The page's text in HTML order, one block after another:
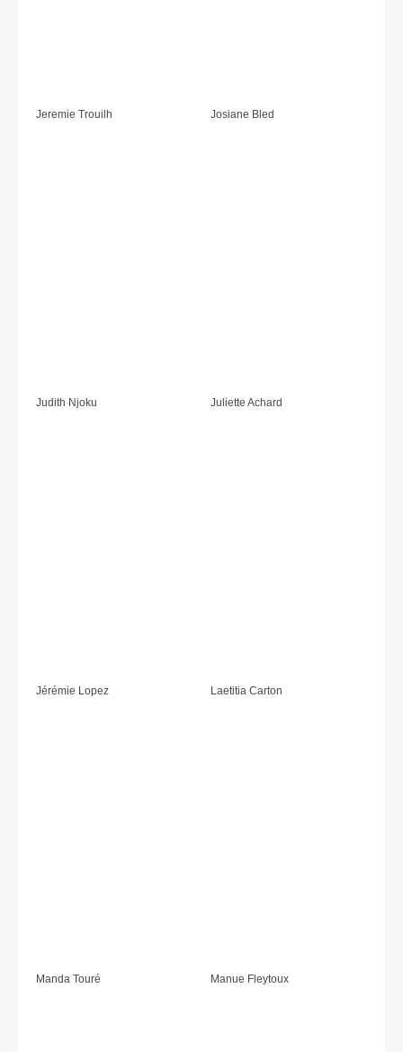
Jeremie Trouilh Josiane Bled
Judith Njoku Juliette Achard
Jérémie Lopez Laetitia Carton
Manda Touré Manue Fleytoux